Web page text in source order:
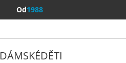
Od1988
DÁMSKÉDĚTI